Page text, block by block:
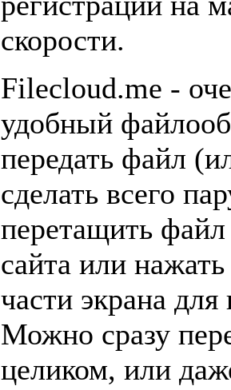
скорости.
Filecloud.me -
удобный
передать файл
сделать всего
перетащить
сайта или
части экрана
Можно сразу
целиком, или